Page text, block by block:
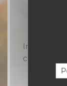
Inscrivez-
chaque